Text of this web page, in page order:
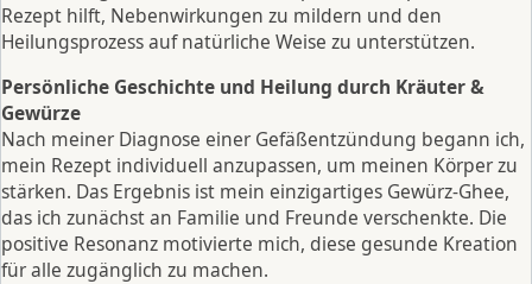
Rezept hilft, Nebenwirkungen zu mildern und den
Heilungsprozess auf natürliche Weise zu unterstützen.
Persönliche Geschichte und Heilung durch Kräuter &
Gewürze
Nach meiner Diagnose einer Gefäßentzündung begann ich,
mein Rezept individuell anzupassen, um meinen Körper zu
stärken. Das Ergebnis ist mein einzigartiges Gewürz-Ghee,
das ich zunächst an Familie und Freunde verschenkte. Die
positive Resonanz motivierte mich, diese gesunde Kreation
für alle zugänglich zu machen.